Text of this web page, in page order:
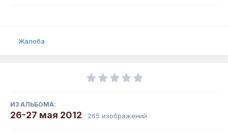
Жалоба
ИЗ АЛЬБОМА:
26-27 мая 2012 · 265 изображений